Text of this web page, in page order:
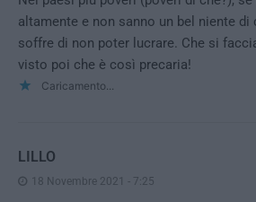
altamente e non sanno un bel niente di
soffre di non poter lucrare. Che si
visto poi che è così precaria!
Caricamento...
LILLO
18 Novembre 2021 - 7:25